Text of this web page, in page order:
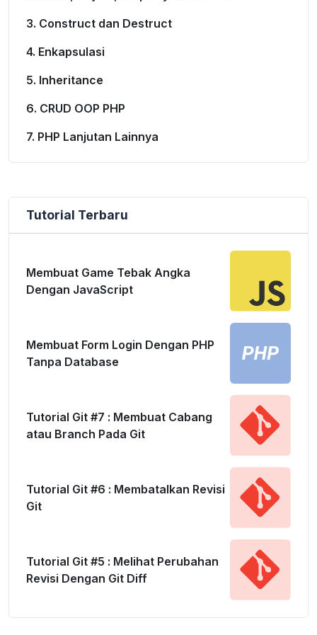
3. Construct dan Destruct
4. Enkapsulasi
5. Inheritance
6. CRUD OOP PHP
7. PHP Lanjutan Lainnya
Tutorial Terbaru
Membuat Game Tebak Angka
Dengan JavaScript
Membuat Form Login Dengan PHP
Tanpa Database
Tutorial Git #7 : Membuat Cabang
atau Branch Pada Git
Tutorial Git #6 : Membatalkan Revisi
Git
Tutorial Git #5 : Melihat Perubahan
Revisi Dengan Git Diff